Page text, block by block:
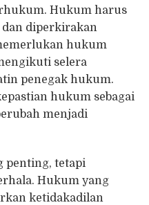
Hukum harus
dan diperkirakan
hukum
selera
penegak hukum.
hukum sebagai
menjadi
penting, tetapi
Hukum yang
ketidakadilan